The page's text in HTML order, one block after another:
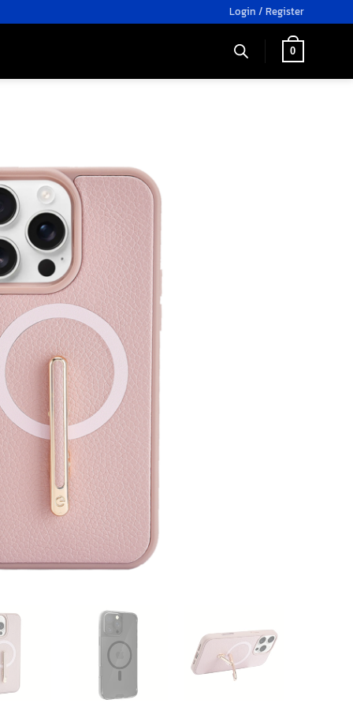
Login / Register
0
สี Pink ชิ้น